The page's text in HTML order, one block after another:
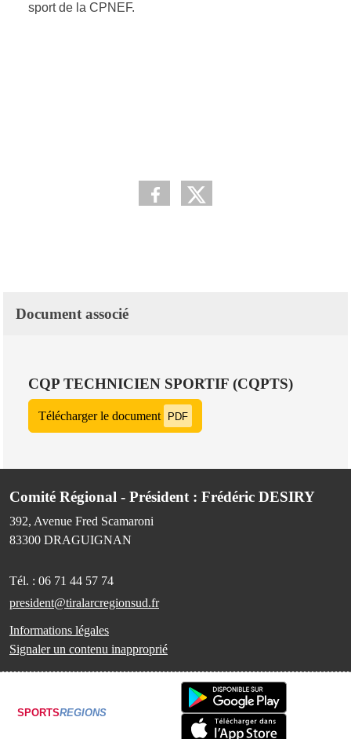
sport de la CPNEF.
Document associé
CQP TECHNICIEN SPORTIF (CQPTS)
Télécharger le document PDF
Comité Régional - Président : Frédéric DESIRY
392, Avenue Fred Scamaroni
83300 DRAGUIGNAN
Tél. : 06 71 44 57 74
president@tiralarcregionsud.fr
Informations légales
Signaler un contenu inapproprié
SPORTSREGIONS